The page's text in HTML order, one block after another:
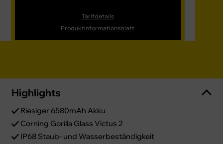
Tarifdetails
Produktinformationsblatt
Highlights
Riesiger 6580mAh Akku
Corning Gorilla Glass Victus 2
IP68 Staub- und Wasserbeständigkeit